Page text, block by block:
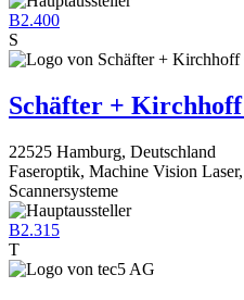
B2.400
S
Schäfter +
22525 Hamburg, Deutschland
Faseroptik, Machine Vision
Scannersysteme
B2.315
T